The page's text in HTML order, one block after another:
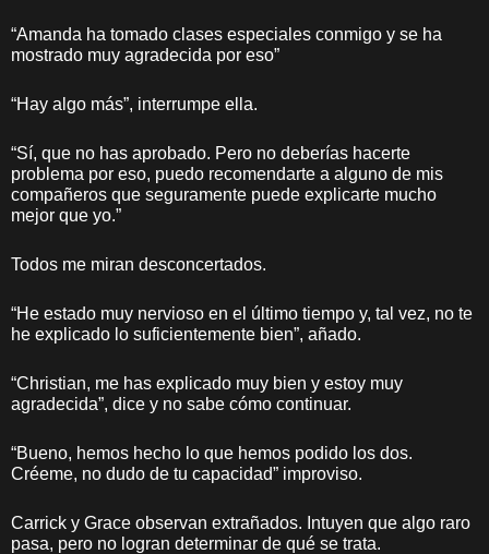
“Amanda ha tomado clases especiales conmigo y se ha
mostrado muy agradecida por eso”
“Hay algo más”, interrumpe ella.
“Sí, que no has aprobado. Pero no deberías hacerte
problema por eso, puedo recomendarte a alguno de mis
compañeros que seguramente puede explicarte mucho
mejor que yo.”
Todos me miran desconcertados.
“He estado muy nervioso en el último tiempo y, tal vez, no te
he explicado lo suficientemente bien”, añado.
“Christian, me has explicado muy bien y estoy muy
agradecida”, dice y no sabe cómo continuar.
“Bueno, hemos hecho lo que hemos podido los dos.
Créeme, no dudo de tu capacidad” improviso.
Carrick y Grace observan extrañados. Intuyen que algo raro
pasa, pero no logran determinar de qué se trata.